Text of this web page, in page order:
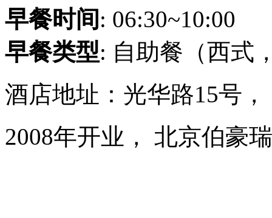
早餐时间 : 06:30~10:00
早餐类型: 自助餐（西式
酒店地址：光华路15号，
2008年开业， 北京伯